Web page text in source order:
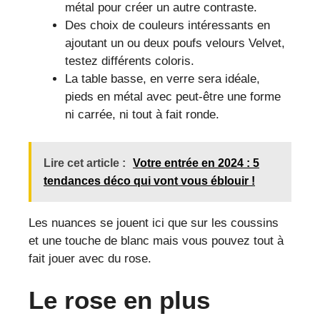
métal pour créer un autre contraste.
Des choix de couleurs intéressants en
ajoutant un ou deux poufs velours Velvet,
testez différents coloris.
La table basse, en verre sera idéale,
pieds en métal avec peut-être une forme
ni carrée, ni tout à fait ronde.
Lire cet article :
Votre entrée en 2024 : 5
tendances déco qui vont vous éblouir !
Les nuances se jouent ici que sur les coussins
et une touche de blanc mais vous pouvez tout à
fait jouer avec du rose.
Le rose en plus